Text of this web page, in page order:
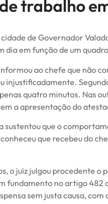
trabalho
de Governador
dia em função de um
ao chefe que não
injustificadamente.
quatro minutos. Nas
a apresentação do
sustentou que o
que recebeu do
o juiz julgou procedente
fundamento no artigo 482
sem justa causa,